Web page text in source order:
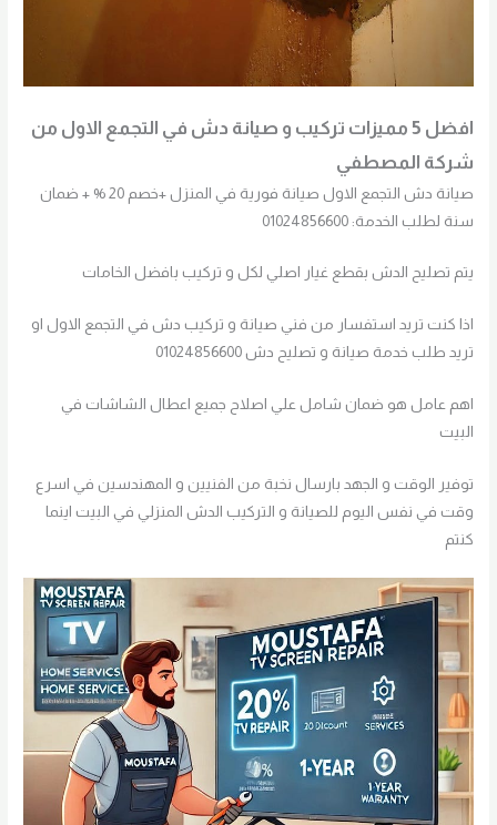
افضل 5 مميزات تركيب و صيانة دش في التجمع الاول من
شركة المصطفي
صيانة دش التجمع الاول صيانة فورية في المنزل +خصم 20 % + ضمان
سنة لطلب الخدمة: 01024856600
يتم تصليح الدش بقطع غيار اصلي لكل و تركيب بافضل الخامات
اذا كنت تريد استفسار من فني صيانة و تركيب دش في التجمع الاول او
تريد طلب خدمة صيانة و تصليح دش 01024856600
اهم عامل هو ضمان شامل علي اصلاح جميع اعطال الشاشات في
البيت
توفير الوقت و الجهد بارسال نخبة من الفنيين و المهندسين في اسرع
وقت في نفس اليوم للصيانة و التركيب الدش المنزلي في البيت اينما
كنتم